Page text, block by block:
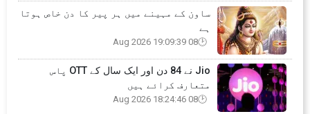
ساون کے مہینے میں ہر پیر کا دن خاص ہوتا
ہے
08 Aug 2026 19:09:39
Jio نے 84 دن اور ایک سال کے OTT پاس
متعارف کرائے ہیں
08 Aug 2026 18:24:46